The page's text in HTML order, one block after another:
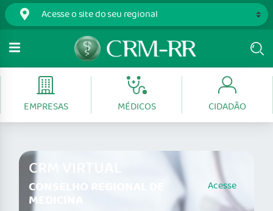
EMPRESAS MÉDICOS CIDADÃO
CRM VIRTUAL
CONSELHO REGIONAL DE
MEDICINA
Acesse